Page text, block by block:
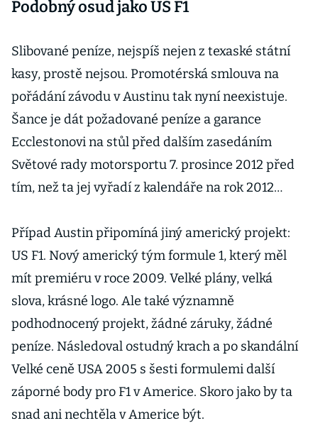
Podobný osud jako US F1
Slibované peníze, nejspíš nejen z texaské státní
kasy, prostě nejsou. Promotérská smlouva na
pořádání závodu v Austinu tak nyní neexistuje.
Šance je dát požadované peníze a garance
Ecclestonovi na stůl před dalším zasedáním
Světové rady motorsportu 7. prosince 2012 před
tím, než ta jej vyřadí z kalendáře na rok 2012…
Případ Austin připomíná jiný americký projekt:
US F1. Nový americký tým formule 1, který měl
mít premiéru v roce 2009. Velké plány, velká
slova, krásné logo. Ale také významně
podhodnocený projekt, žádné záruky, žádné
peníze. Následoval ostudný krach a po skandální
Velké ceně USA 2005 s šesti formulemi další
záporné body pro F1 v Americe. Skoro jako by ta
snad ani nechtěla v Americe být.